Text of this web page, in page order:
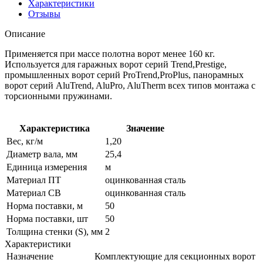
Характеристики
Отзывы
Описание
Применяется при массе полотна ворот менее 160 кг.
Используется для гаражных ворот серий Trend,Prestige,
промышленных ворот серий ProTrend,ProPlus, панорамных
ворот серий AluTrend, AluPro, AluTherm всех типов монтажа с
торсионными пружинами.
Характеристика
Значение
Вес, кг/м
1,20
Диаметр вала, мм
25,4
Единица измерения
м
Материал ПТ
оцинкованная сталь
Материал СВ
оцинкованная сталь
Норма поставки, м
50
Норма поставки, шт
50
Толщина стенки (S), мм 2
Характеристики
Назначение
Комплектующие для секционных ворот